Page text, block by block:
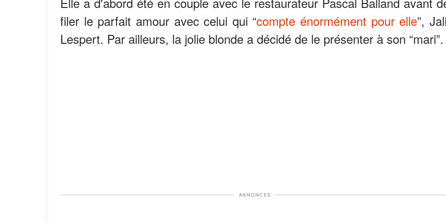
filer le parfait amour avec celui qui “compte énormément pour elle”,
Lespert. Par ailleurs, la jolie blonde a décidé de le présenter à son “mari”.
ANNONCES